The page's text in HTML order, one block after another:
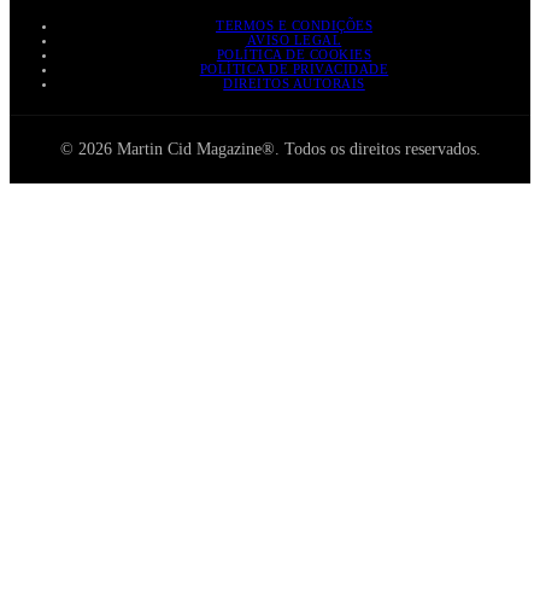
TERMOS E CONDIÇÕES
AVISO LEGAL
POLÍTICA DE COOKIES
POLÍTICA DE PRIVACIDADE
DIREITOS AUTORAIS
© 2026 Martin Cid Magazine®. Todos os direitos reservados.